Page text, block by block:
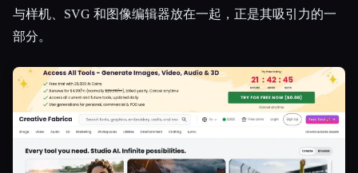
与样机、SVG 和图像编辑器放在一起，正是其吸引力的一
部分。